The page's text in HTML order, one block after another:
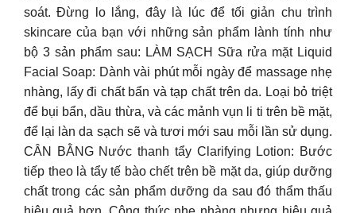
soát. Đừng lo lắng, đây là lúc để tối giản chu trình
skincare của bạn với những sản phẩm lành tính như
bộ 3 sản phẩm sau: LÀM SẠCH Sữa rửa mặt Liquid
Facial Soap: Dành vài phút mỗi ngày để massage nhẹ
nhàng, lấy đi chất bẩn và tạp chất trên da. Loại bỏ triệt
để bụi bẩn, dầu thừa, và các mảnh vụn li ti trên bề mặt,
để lại làn da sạch sẽ và tươi mới sau mỗi lần sử dụng.
CÂN BẰNG Nước thanh tẩy Clarifying Lotion: Bước
tiếp theo là tẩy tế bào chết trên bề mặt da, giúp dưỡng
chất trong các sản phẩm dưỡng da sau đó thẩm thấu